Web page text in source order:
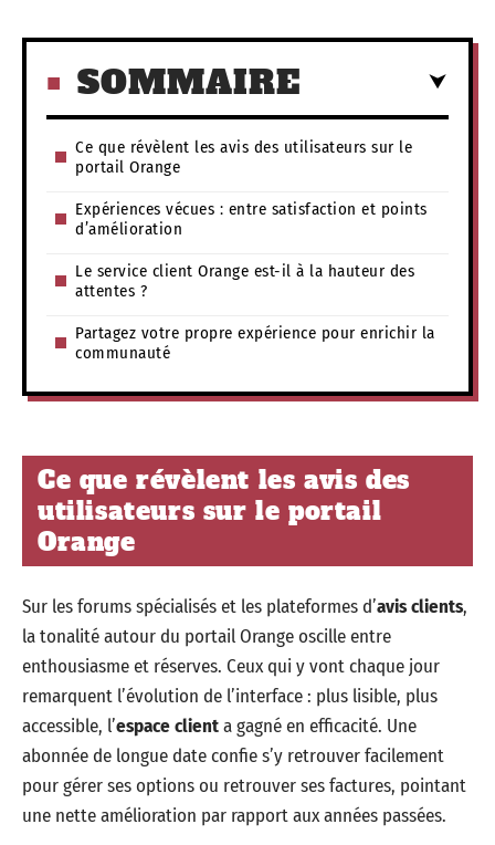
SOMMAIRE
Ce que révèlent les avis des utilisateurs sur le
portail Orange
Expériences vécues : entre satisfaction et points
d’amélioration
Le service client Orange est-il à la hauteur des
attentes ?
Partagez votre propre expérience pour enrichir la
communauté
Ce que révèlent les avis des
utilisateurs sur le portail
Orange
Sur les forums spécialisés et les plateformes d’avis clients,
la tonalité autour du portail Orange oscille entre
enthousiasme et réserves. Ceux qui y vont chaque jour
remarquent l’évolution de l’interface : plus lisible, plus
accessible, l’espace clienta gagné en efficacité. Une
abonnée de longue date confie s’y retrouver facilement
pour gérer ses options ou retrouver ses factures, pointant
une nette amélioration par rapport aux années passées.